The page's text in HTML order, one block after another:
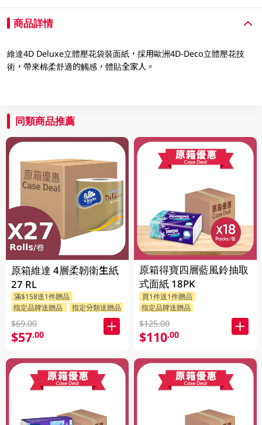
商品詳情
維達4D Deluxe立體壓花袋裝面紙，採用歐洲4D-Deco立體壓花技
術，帶來棉柔舒適的觸感，體貼全家人。
同類商品推薦
原箱維達 4層柔韌衛生紙
27 RL
滿$158送1件贈品
指定品牌送贈品
指定分類送贈品
$69.00
$57.00
原箱得寶四層藍風鈴抽取
式面紙 18PK
買1件送1件贈品
指定品牌送贈品
$125.00
$110.00